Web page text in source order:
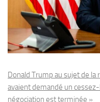
Donald Trump au sujet de la
avaient demandé un
négociation est terminée »